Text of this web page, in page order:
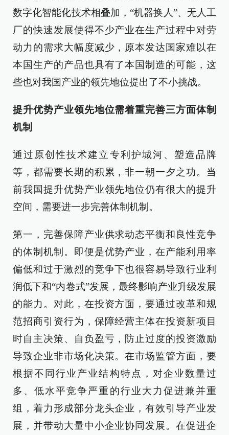
数字化智能化技术相叠加，“机器换人”、无人工
厂的快速发展使得不少产业在生产过程中对劳
动力的需求大幅度减少，原本发达国家难以在
本国生产的产品也具有了本国制造的可能，这
些也对我国产业的领先地位提出了不小挑战。
提升优势产业领先地位需着重完善三方面体制
机制
通过原创性技术建立专利护城河、塑造品牌
等，都需要长期的积累，非一朝一夕之功。当
前我国提升优势产业领先地位仍有很大的提升
空间，需要进一步完善体制机制。
第一，完善保障产业供求动态平衡和良性竞争
的体制机制。即便是优势产业，在产能利用率
偏低和过于激烈的竞争下也很容易导致行业利
润低下和“内卷式”发展，最终影响产业升级发展
的能力。对此，在投资方面，要通过改革和规
范招商引资行为，保障经营主体在投资新项目
时自主决策、自负盈亏，防止过度的投资激励
导致企业非市场化决策。在市场监管方面，要
根据不同行业产业结构特点，对企业数量过
多、低水平竞争严重的行业大力促进兼并重
组，着力形成部分龙头企业，有效引导产业发
展，并带动大量中小企业协同发展。在促进企